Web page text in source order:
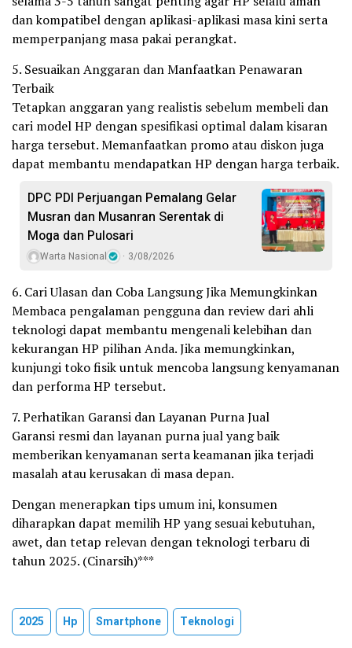
dan kompatibel dengan aplikasi-aplikasi masa kini serta
memperpanjang masa pakai perangkat.
5. Sesuaikan Anggaran dan Manfaatkan Penawaran
Terbaik
Tetapkan anggaran yang realistis sebelum membeli dan
cari model HP dengan spesifikasi optimal dalam kisaran
harga tersebut. Memanfaatkan promo atau diskon juga
dapat membantu mendapatkan HP dengan harga terbaik.
DPC PDI Perjuangan Pemalang Gelar
Musran dan Musanran Serentak di
Moga dan Pulosari
Warta Nasional 3/08/2026
6. Cari Ulasan dan Coba Langsung Jika Memungkinkan
Membaca pengalaman pengguna dan review dari ahli
teknologi dapat membantu mengenali kelebihan dan
kekurangan HP pilihan Anda. Jika memungkinkan,
kunjungi toko fisik untuk mencoba langsung kenyamanan
dan performa HP tersebut.
7. Perhatikan Garansi dan Layanan Purna Jual
Garansi resmi dan layanan purna jual yang baik
memberikan kenyamanan serta keamanan jika terjadi
masalah atau kerusakan di masa depan.
Dengan menerapkan tips umum ini, konsumen
diharapkan dapat memilih HP yang sesuai kebutuhan,
awet, dan tetap relevan dengan teknologi terbaru di
tahun 2025. (Cinarsih)***
2025 Hp Smartphone Teknologi